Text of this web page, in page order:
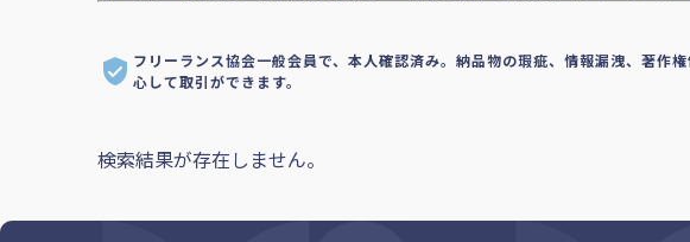
フリーランス協会一般会員で、本人確認済み。納品物の瑕疵、情報漏洩、著作
心して取引ができます。
検索結果が存在しません。